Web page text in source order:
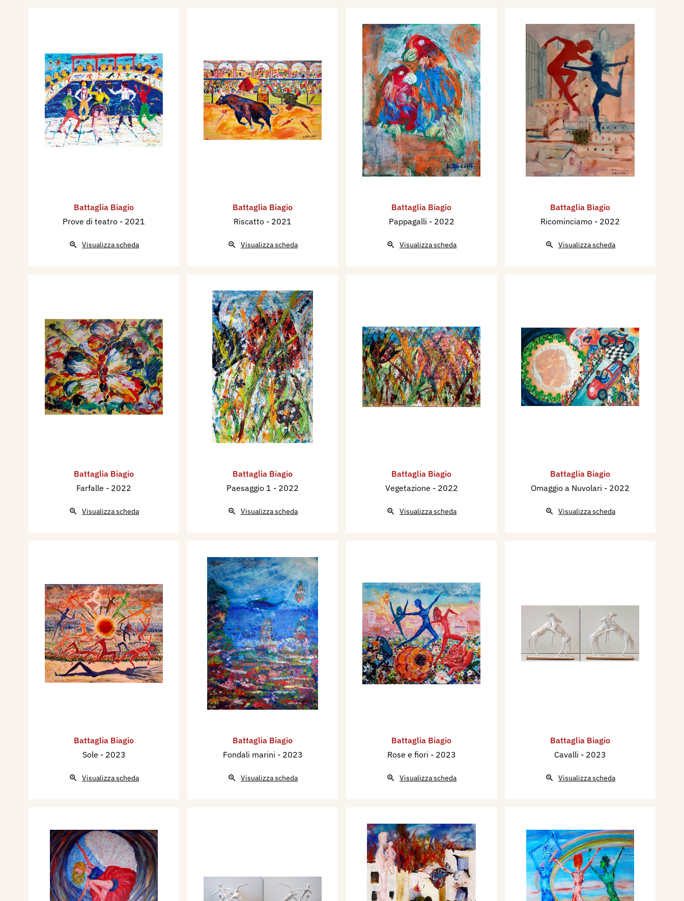
Battaglia Biagio
Prove di teatro - 2021
Visualizza scheda
Battaglia Biagio
Riscatto - 2021
Visualizza scheda
Battaglia Biagio
Pappagalli - 2022
Visualizza scheda
Battaglia Biagio
Ricominciamo - 2022
Visualizza scheda
Battaglia Biagio
Farfalle - 2022
Visualizza scheda
Battaglia Biagio
Paesaggio 1 - 2022
Visualizza scheda
Battaglia Biagio
Vegetazione - 2022
Visualizza scheda
Battaglia Biagio
Omaggio a Nuvolari - 2022
Visualizza scheda
Battaglia Biagio
Sole - 2023
Visualizza scheda
Battaglia Biagio
Fondali marini - 2023
Visualizza scheda
Battaglia Biagio
Rose e fiori - 2023
Visualizza scheda
Battaglia Biagio
Cavalli - 2023
Visualizza scheda